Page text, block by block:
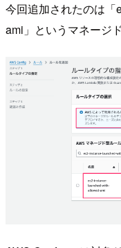
今回追加されたのは
ami」というマネージ